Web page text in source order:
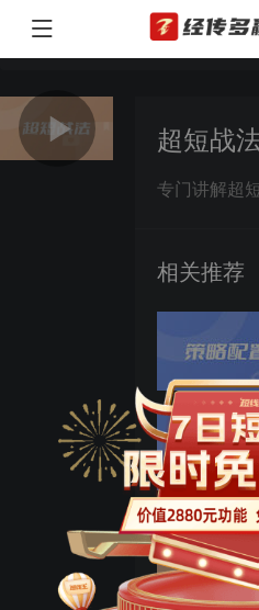
本文观点由经传多赢整理编辑，以
超短战
专门讲解超
相关推荐